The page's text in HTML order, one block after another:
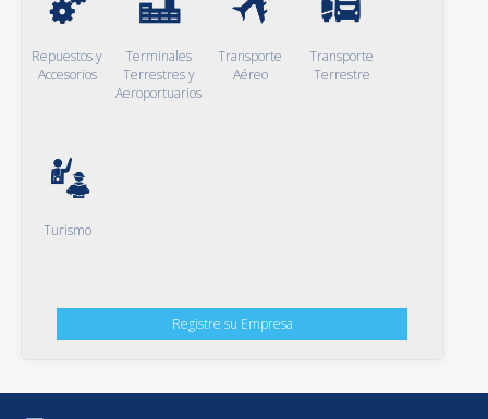
Repuestos y
Accesorios
Terminales
Terrestres y
Aeroportuarios
Transporte
Aéreo
Transporte
Terrestre
Turismo
Registre su Empresa